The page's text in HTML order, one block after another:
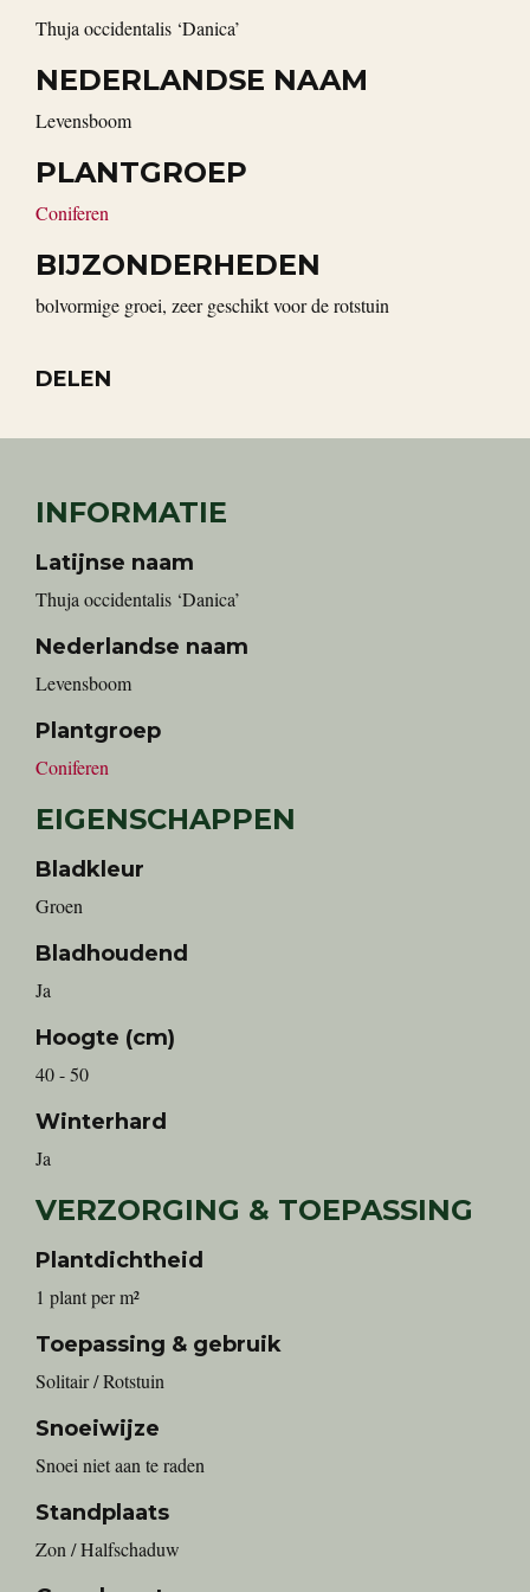
Thuja occidentalis ‘Danica’
NEDERLANDSE NAAM
levensboom
PLANTGROEP
Coniferen
BIJZONDERHEDEN
bolvormige groei, zeer geschikt voor de rotstuin
DELEN
INFORMATIE
Latijnse naam
Thuja occidentalis ‘Danica’
Nederlandse naam
levensboom
Plantgroep
Coniferen
EIGENSCHAPPEN
Bladkleur
Groen
Bladhoudend
Ja
Hoogte (cm)
40 - 50
Winterhard
Ja
VERZORGING & TOEPASSING
Plantdichtheid
1 plant per m²
Toepassing & gebruik
Solitair / Rotstuin
Snoeiwijze
Snoei niet aan te raden
Standplaats
Zon / Halfschaduw